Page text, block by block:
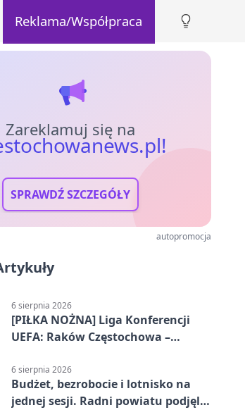
Reklama/Współpraca
Zareklamuj się na
SPRAWDŹ SZCZEGÓŁY
autopromocja
6 sierpnia 2026
[PIŁKA NOŻNA] Liga Konferencji
UEFA: Raków Częstochowa –
meczu III rundy eliminacji
6 sierpnia 2026
Budżet, bezrobocie i lotnisko na
jednej sesji. Radni powiatu podjęli